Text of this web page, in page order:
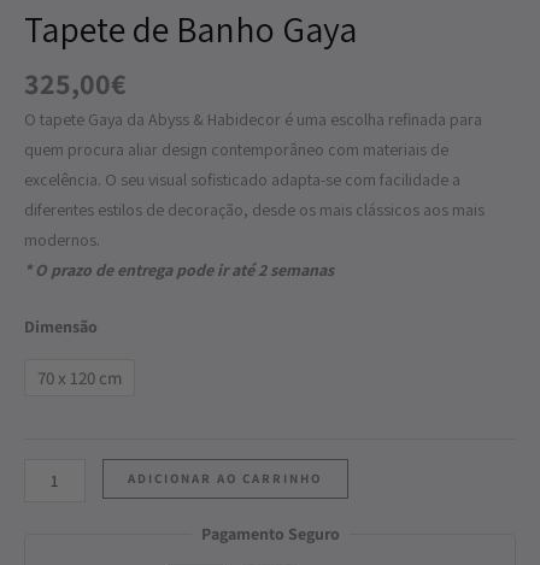
Tapete de Banho Gaya
325,00€
O tapete Gaya da Abyss & Habidecor é uma escolha refinada para
quem procura aliar design contemporâneo com materiais de
excelência. O seu visual sofisticado adapta-se com facilidade a
diferentes estilos de decoração, desde os mais clássicos aos mais
modernos.
* O prazo de entrega pode ir até 2 semanas
Dimensão
70 x 120 cm
ADICIONAR AO CARRINHO
Pagamento Seguro